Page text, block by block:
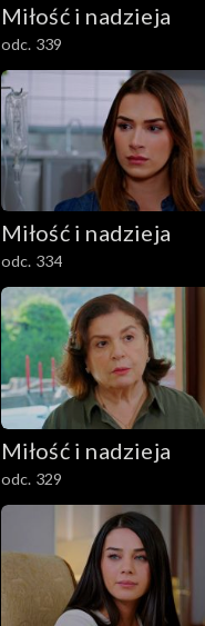
Miłość i nadzieja
odc. 339
Miłość i nadzieja
odc. 334
Miłość i nadzieja
odc. 329